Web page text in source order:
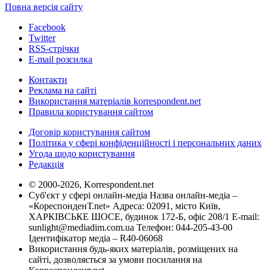
Повна версія сайту
Facebook
Twitter
RSS-стрічки
E-mail розсилка
Контакти
Реклама на сайті
Використання матеріалів korrespondent.net
Правила користування сайтом
Договір користування сайтом
Політика у сфері конфіденційності і персональних даних
Угода щодо користування
Редакція
© 2000-2026, Korrespondent.net
Суб'єкт у сфері онлайн-медіа Назва онлайн-медіа –
«КореспонденТ.net» Адреса: 02091, місто Київ,
ХАРКІВСЬКЕ ШОСЕ, будинок 172-Б, офіс 208/1 E-mail:
sunlight@mediadim.com.ua Телефон: 044-205-43-00
Ідентифікатор медіа – R40-06068
Використання будь-яких матеріалів, розміщених на
сайті, дозволяється за умови посилання на